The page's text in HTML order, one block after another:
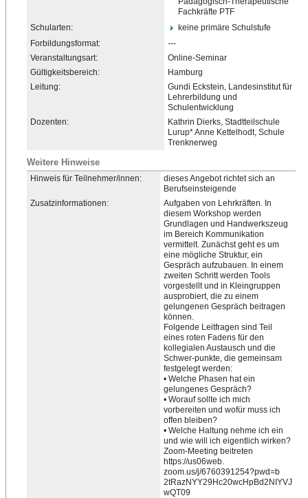
Fachkräfte PTF
Schularten:
keine primäre Schulstufe
Forbildungsformat:
---
Veranstaltungsart:
Online-Seminar
Gültigkeitsbereich:
Hamburg
Leitung:
Gundi Eckstein, Landesinstitut für
Lehrerbildung und
Schulentwicklung
Dozenten:
Kathrin Dierks, Stadtteilschule
Lurup* Anne Kettelhodt, Schule
Trenknerweg
Weitere Hinweise
Hinweis für Teilnehmer/innen:
dieses Angebot richtet sich an
Berufseinsteigende
Zusatzinformationen:
Aufgaben von Lehrkräften. In
diesem Workshop werden
Grundlagen und Handwerkszeug
im Bereich Kommunikation
vermittelt. Zunächst geht es um
eine mögliche Struktur, ein
Gespräch aufzubauen. In einem
zweiten Schritt werden Tools
vorgestellt und in Kleingruppen
ausprobiert, die zu einem
gelungenen Gespräch beitragen
können.
Folgende Leitfragen sind Teil
eines roten Fadens für den
kollegialen Austausch und die
Schwer-punkte, die gemeinsam
festgelegt werden:
• Welche Phasen hat ein
gelungenes Gespräch?
• Worauf sollte ich mich
vorbereiten und wofür muss ich
offen bleiben?
• Welche Haltung nehme ich ein
und wie will ich eigentlich wirken?
Zoom-Meeting beitreten
https://us06web.
zoom.us/j/6760391254?pwd=b
2tRazNYY29Hc20wcHpBd2NIYVJ
wQT09